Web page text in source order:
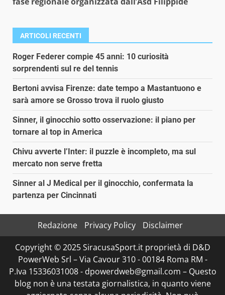
ARTICOLI RECENTI
Roger Federer compie 45 anni: 10 curiosità
sorprendenti sul re del tennis
Bertoni avvisa Firenze: date tempo a Mastantuono e
sarà amore se Grosso trova il ruolo giusto
Sinner, il ginocchio sotto osservazione: il piano per
tornare al top in America
Chivu avverte l’Inter: il puzzle è incompleto, ma sul
mercato non serve fretta
Sinner al J Medical per il ginocchio, confermata la
partenza per Cincinnati
Redazione Privacy Policy
Disclaimer
Copyright © 2025 SiracusaSport.it proprietà di D&D
PowerWeb Srl – Via Cavour 310 - 00184 Roma RM -
P.Iva 15336031008 - dpowerdweb@gmail.com – Questo
blog non è una testata giornalistica, in quanto viene